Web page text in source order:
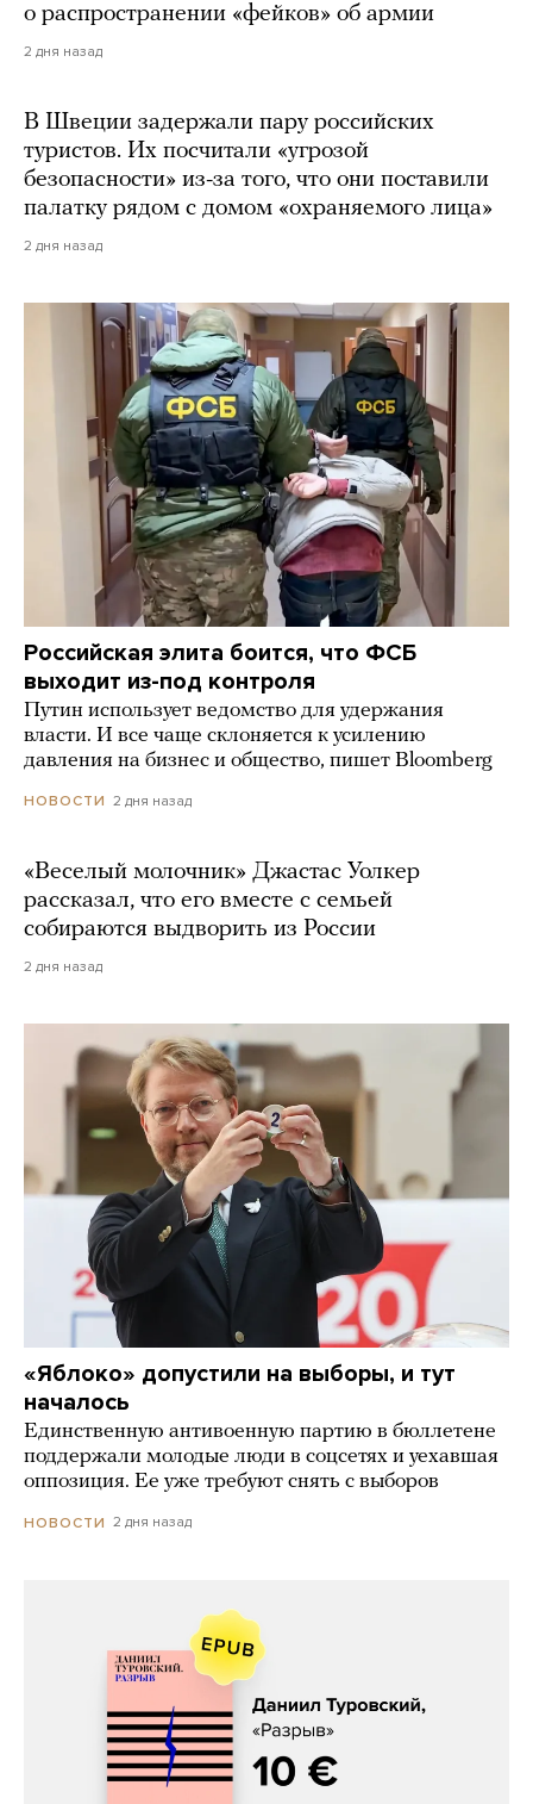
о распространении «фейков» об армии
2 дня назад
В Швеции задержали пару российских
туристов. Их посчитали «угрозой
безопасности» из-за того, что они поставили
палатку рядом с домом «охраняемого лица»
2 дня назад
Российская элита боится, что ФСБ
выходит из-под контроля
Путин использует ведомство для удержания
власти. И все чаще склоняется к усилению
давления на бизнес и общество, пишет Bloomberg
НОВОСТИ 2 дня назад
«Веселый молочник» Джастас Уолкер
рассказал, что его вместе с семьей
собираются выдворить из России
2 дня назад
«Яблоко» допустили на выборы, и тут
началось
Единственную антивоенную партию в бюллетене
поддержали молодые люди в соцсетях и уехавшая
оппозиция. Ее уже требуют снять с выборов
НОВОСТИ 2 дня назад